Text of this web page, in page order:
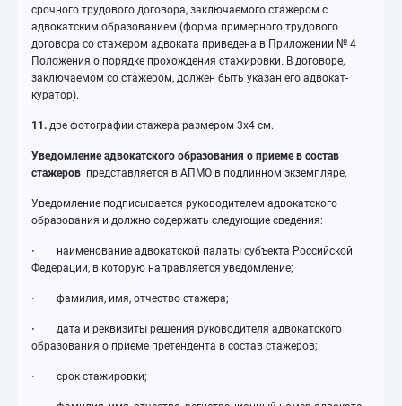
срочного трудового договора, заключаемого стажером с
адвокатским образованием (форма примерного трудового
договора со стажером адвоката приведена в Приложении № 4
Положения о порядке прохождения стажировки. В договоре,
заключаемом со стажером, должен быть указан его адвокат-
куратор).
11. две фотографии стажера размером 3x4 см.
Уведомление адвокатского образования о приеме в состав
стажеров представляется в АПМО в подлинном экземпляре.
Уведомление подписывается руководителем адвокатского
образования и должно содержать следующие сведения:
· наименование адвокатской палаты субъекта Российской
Федерации, в которую направляется уведомление;
· фамилия, имя, отчество стажера;
· дата и реквизиты решения руководителя адвокатского
образования о приеме претендента в состав стажеров;
· срок стажировки;